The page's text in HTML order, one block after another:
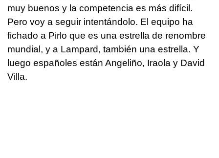
muy buenos y la competencia es más difícil.
Pero voy a seguir intentándolo. El equipo ha
fichado a Pirlo que es una estrella de renombre
mundial, y a Lampard, también una estrella. Y
luego españoles están Angeliño, Iraola y David
Villa.